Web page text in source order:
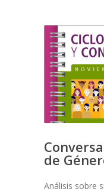
de
Análisis sobre